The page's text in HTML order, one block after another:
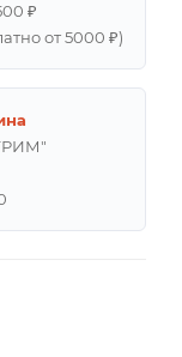
₽
от 5000 ₽)